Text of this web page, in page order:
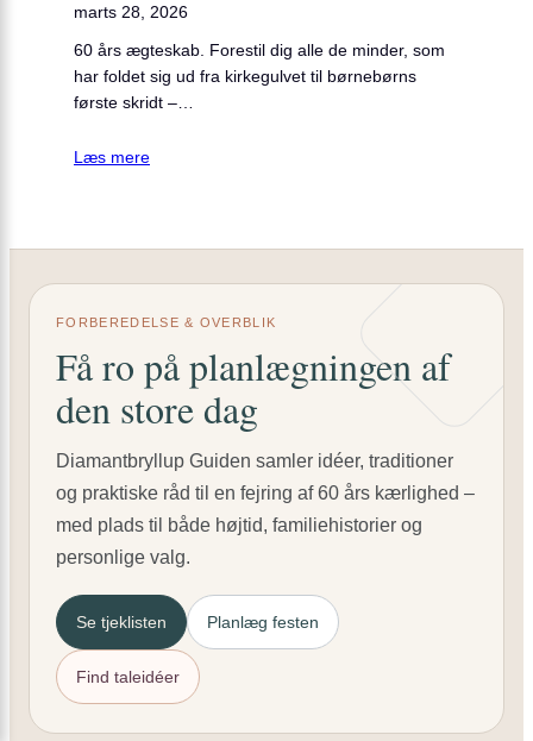
marts 28, 2026
60 års ægteskab. Forestil dig alle de minder, som
har foldet sig ud fra kirkegulvet til børnebørns
første skridt –…
Læs mere
FORBEREDELSE & OVERBLIK
Få ro på planlægningen af
den store dag
Diamantbryllup Guiden samler idéer, traditioner
og praktiske råd til en fejring af 60 års kærlighed –
med plads til både højtid, familiehistorier og
personlige valg.
Se tjeklisten Planlæg festen
Find taleidéer